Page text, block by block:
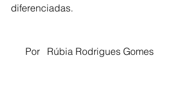
diferenciadas.
      Por   Rúbia Rodrigues Gomes